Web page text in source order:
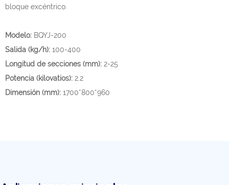
bloque excéntrico.
Modelo: BQYJ-200
Salida (kg/h): 100-400
Longitud de secciones (mm): 2-25
Potencia (kilovatios): 2.2
Dimensión (mm): 1700*800*960